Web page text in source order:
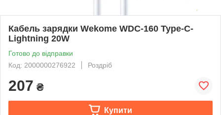
Кабель зарядки Wekome WDC-160 Type-C-
Lightning 20W
Готово до відправки
Код: 2000000276922
Роздріб
207 ₴
Купити